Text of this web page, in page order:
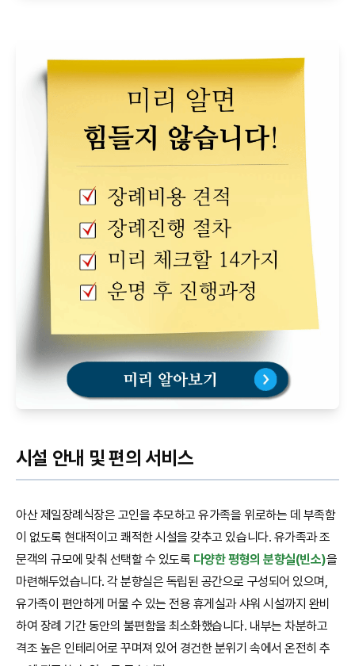
시설 안내 및 편의 서비스
아산 제일장례식장은 고인을 추모하고 유가족을 위로하는 데 부족함
이 없도록 현대적이고 쾌적한 시설을 갖추고 있습니다. 유가족과 조
문객의 규모에 맞춰 선택할 수 있도록 다양한 평형의 분향실(빈소)을
마련해두었습니다. 각 분향실은 독립된 공간으로 구성되어 있으며,
유가족이 편안하게 머물 수 있는 전용 휴게실과 샤워 시설까지 완비
하여 장례 기간 동안의 불편함을 최소화했습니다. 내부는 차분하고
격조 높은 인테리어로 꾸며져 있어 경건한 분위기 속에서 온전히 추